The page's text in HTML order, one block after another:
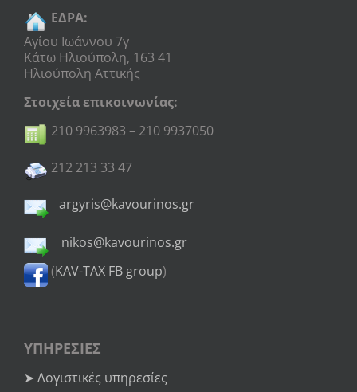
ΕΔΡΑ:
Αγίου Ιωάννου 7γ
Κάτω Ηλιούπολη, 163 41
Ηλιούπολη Αττικής
Στοιχεία επικοινωνίας:
210 9963983 – 210 9937050
212 213 33 47
argyris@kavourinos.gr
nikos@kavourinos.gr
(KAV-TAX FB group)
ΥΠΗΡΕΣΙΕΣ
➤ Λογιστικές υπηρεσίες